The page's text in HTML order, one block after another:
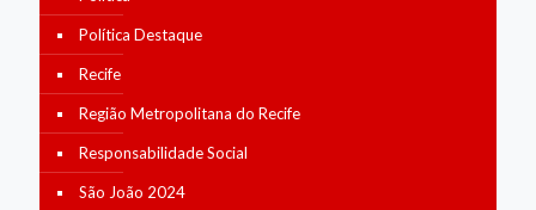
Política Destaque
Recife
Região Metropolitana do Recife
Responsabilidade Social
São João 2024